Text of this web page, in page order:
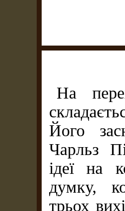
На
Його
Чарльз
ідеї на
думку,
трьох